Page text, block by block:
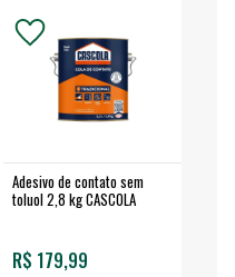
Adesivo de contato sem
toluol 2,8 kg CASCOLA
R$ 179,99